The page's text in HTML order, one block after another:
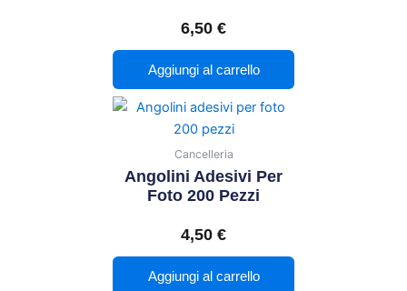
6,50 €
Aggiungi al carrello
Cancelleria
Angolini Adesivi Per
Foto 200 Pezzi
4,50 €
Aggiungi al carrello